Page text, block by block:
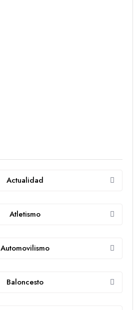
Actualidad
Atletismo
Automovilismo
Baloncesto